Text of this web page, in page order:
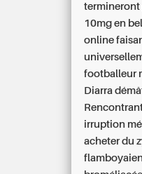
termineront
10mg en
online
footballeur
Diarra
irruption
acheter du